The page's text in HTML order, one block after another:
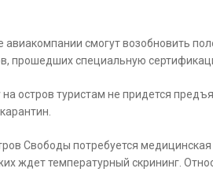
смогут возобновить
прошедших специальную
на остров туристам не придется
Свободы потребуется
ждет температурный скрининг.